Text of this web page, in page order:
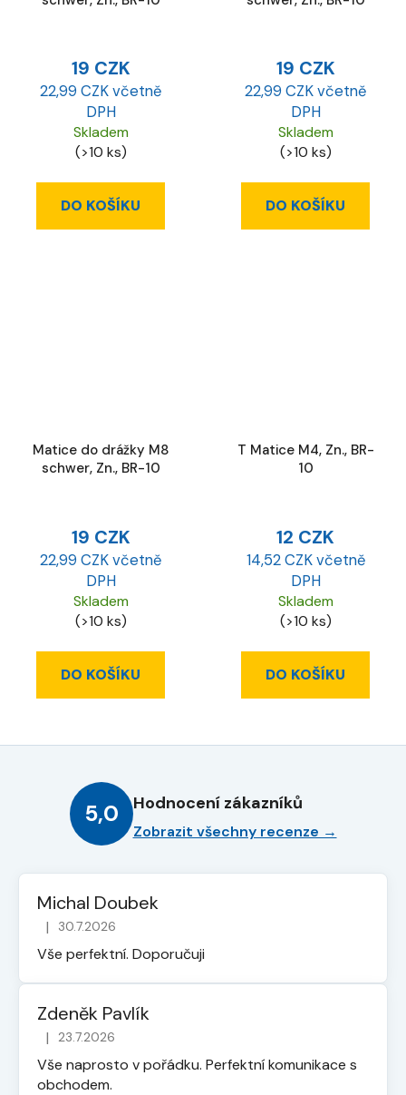
19 CZK
22,99 CZK včetně
DPH
Skladem
(>10 ks)
DO KOŠÍKU
19 CZK
22,99 CZK včetně
DPH
Skladem
(>10 ks)
DO KOŠÍKU
Matice do drážky M8
schwer, Zn., BR-10
19 CZK
22,99 CZK včetně
DPH
Skladem
(>10 ks)
DO KOŠÍKU
T Matice M4, Zn., BR-
10
12 CZK
14,52 CZK včetně
DPH
Skladem
(>10 ks)
DO KOŠÍKU
5,0 Hodnocení zákazníků
Zobrazit všechny recenze →
Michal Doubek
Hodnocení obchodu je 5 z 5 hvězdiček.
| 30.7.2026
Vše perfektní. Doporučuji
Zdeněk Pavlík
Hodnocení obchodu je 5 z 5 hvězdiček.
| 23.7.2026
Vše naprosto v pořádku. Perfektní komunikace s
obchodem.